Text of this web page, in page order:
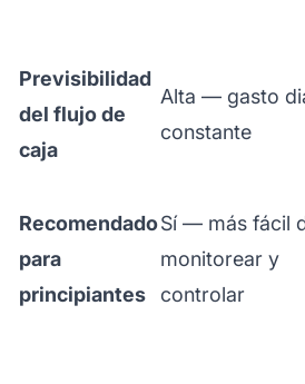
Previsibilidad
del flujo de
caja
Alta — gasto
constante
Recomendado
para
principiantes
Sí — más fácil
monitorear y
controlar